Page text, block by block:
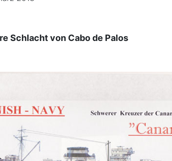
Schlacht von Cabo de Palos